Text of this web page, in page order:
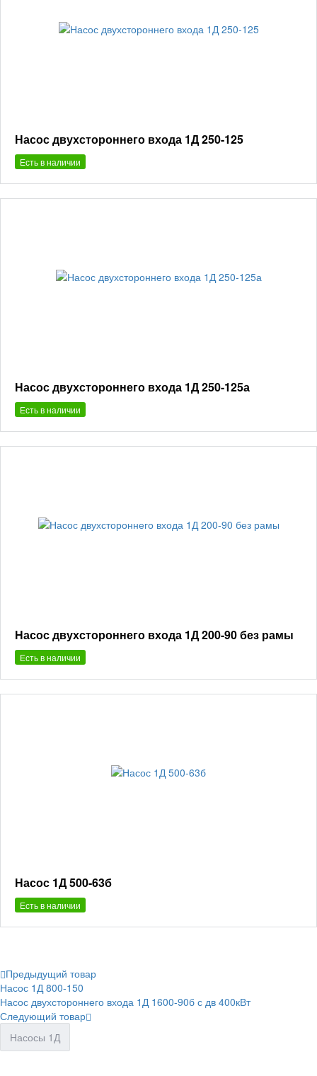
Насос двухстороннего входа 1Д 250-125
Есть в наличии
Насос двухстороннего входа 1Д 250-125а
Есть в наличии
Насос двухстороннего входа 1Д 200-90 без рамы
Есть в наличии
Насос 1Д 500-63б
Есть в наличии
Предыдущий товар
Насос 1Д 800-150
Насос двухстороннего входа 1Д 1600-90б с дв 400кВт
Следующий товар
Насосы 1Д